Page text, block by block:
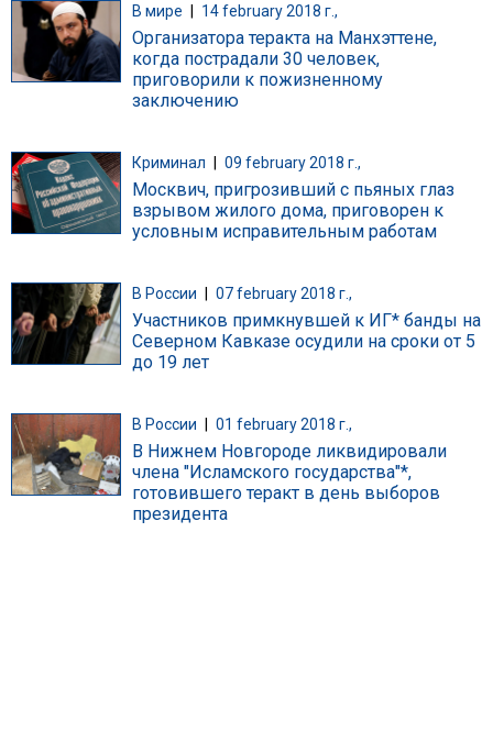
В мире | 14 february 2018 г.,
Организатора теракта на Манхэттене,
когда пострадали 30 человек,
приговорили к пожизненному
заключению
Криминал 09 february 2018 г.,
Москвич, пригрозивший с пьяных глаз
взрывом жилого дома, приговорен к
условным исправительным работам
В России 07 february 2018 г.,
Участников примкнувшей к ИГ* банды на
Северном Кавказе осудили на сроки от 5
до 19 лет
В России 01 february 2018 г.,
В Нижнем Новгороде ликвидировали
члена "Исламского государства"*,
готовившего теракт в день выборов
президента